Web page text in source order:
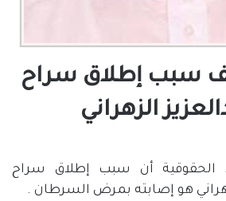
سبب إطلاق سراح
الزهراني
الحقوقية أن سبب إطلاق سراح
هو إصابته بمرض السرطان .